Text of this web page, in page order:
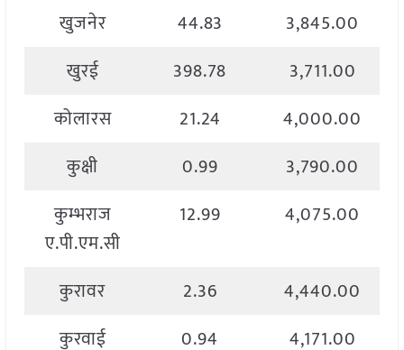
खुजनेर
44.83
3,845.00
खुरई
398.78
3,711.00
कोलारस
21.24
4,000.00
कुक्षी
0.99
3,790.00
कुम्भराज
ए.पी.एम.सी
12.99 4,075.00
कुरावर 2.36
4,440.00
कुरवाई
0.94
4,171.00